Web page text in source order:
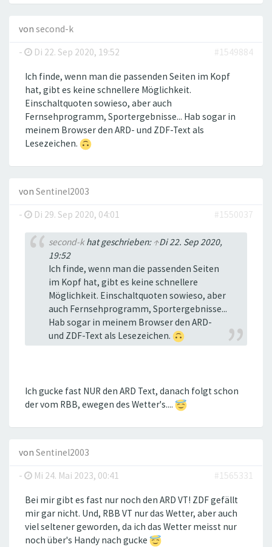
von second-k
-
Di 22. Sep 2020, 19:52 #1549884
Ich finde, wenn man die passenden Seiten im Kopf
hat, gibt es keine schnellere Möglichkeit.
Einschaltquoten sowieso, aber auch
Fernsehprogramm, Sportergebnisse... Hab sogar in
meinem Browser den ARD- und ZDF-Text als
Lesezeichen.
von Sentinel2003
-
Di 29. Sep 2020, 04:01 #1550037
second-khat geschrieben: ↑Di 22. Sep 2020,
19:52
Ich finde, wenn man die passenden Seiten
im Kopf hat, gibt es keine schnellere
Möglichkeit. Einschaltquoten sowieso, aber
auch Fernsehprogramm, Sportergebnisse...
Hab sogar in meinem Browser den ARD-
und ZDF-Text als Lesezeichen.
Ich gucke fast NUR den ARD Text, danach folgt schon
der vom RBB, ewegen des Wetter's....
von Sentinel2003
-
Mi 24. Mai 2023, 00:41 #1565331
Bei mir gibt es fast nur noch den ARD VT! ZDF gefällt
mir gar nicht. Und, RBB VT nur das Wetter, aber auch
viel seltener geworden, da ich das Wetter meisst nur
noch über's Handy nach gucke